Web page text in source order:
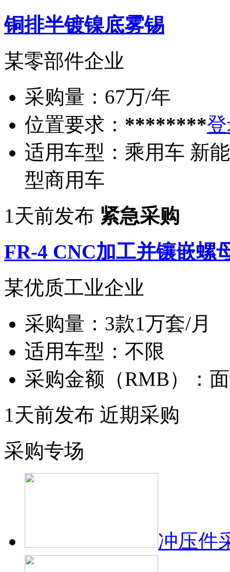
铜排半镀镍底雾锡
某零部件企业
采购量： 67万/年
位置要求： ********
适用车型： 乘用车 新
型商用车
1天前发布 紧急采购
FR-4 CNC加工并镶嵌螺
某优质工业企业
采购量： 3款1万套/月
适用车型： 不限
采购金额（RMB）：
1天前发布 近期采购
采购专场
冲压件